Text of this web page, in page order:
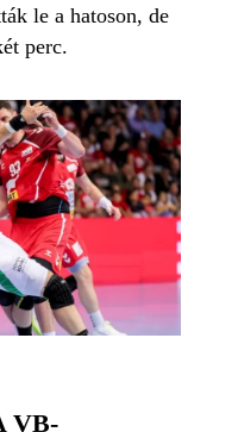
le a hatoson, de
perc.
VB-